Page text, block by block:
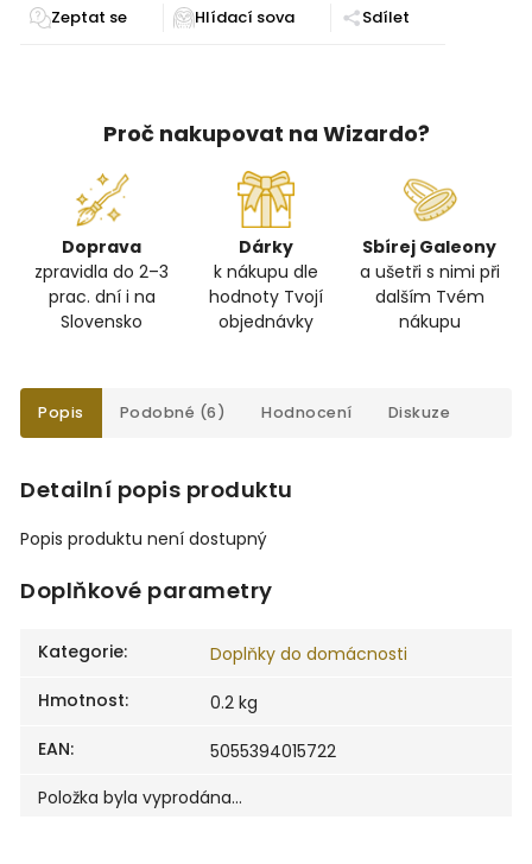
Zeptat se Sdílet
Proč nakupovat na Wizardo?
Doprava
zpravidla do 2–3
prac. dní i na
Slovensko
Dárky
k nákupu dle
hodnoty Tvojí
objednávky
Sbírej Galeony
a ušetři s nimi při
dalším Tvém
nákupu
Popis Podobné (6) Hodnocení Diskuze
Detailní popis produktu
Popis produktu není dostupný
Doplňkové parametry
Kategorie:
Doplňky do domácnosti
Hmotnost:
0.2 kg
EAN:
5055394015722
Položka byla vyprodána…